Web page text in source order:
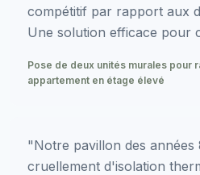
compétitif par rapport aux
Une solution efficace pour
Pose de deux unités murales pour
appartement en étage élevé
"Notre pavillon des années
cruellement d'isolation